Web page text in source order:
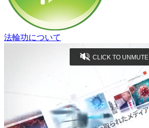
法輪功について
CLICK TO UNMUTE